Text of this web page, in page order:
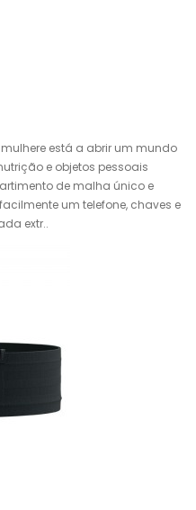
está a abrir um mundo
e objetos pessoais
de malha único e
um telefone, chaves e
extr..